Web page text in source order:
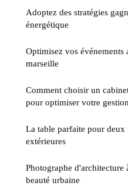
Adoptez des stratégies
énergétique
Optimisez vos événements
marseille
Comment choisir un
pour optimiser votre gestion
La table parfaite pour deux
extérieures
Photographe
beauté urbaine